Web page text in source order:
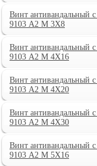
Винт антивандальный
9103 А2 M 3X8
Винт антивандальный
9103 А2 M 4X16
Винт антивандальный
9103 А2 M 4X20
Винт антивандальный
9103 А2 M 4X30
Винт антивандальный
9103 А2 M 5X16